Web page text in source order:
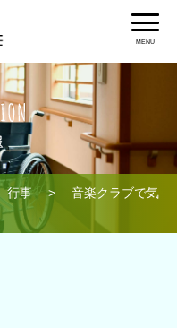
MENU
行事> 音楽クラブで気